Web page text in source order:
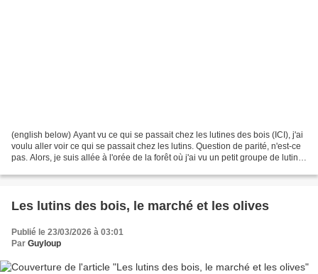
(english below) Ayant vu ce qui se passait chez les lutines des bois (ICI), j'ai
voulu aller voir ce qui se passait chez les lutins. Question de parité, n'est-ce
pas. Alors, je suis allée à l'orée de la forêt où j'ai vu un petit groupe de lutins
Les lutins des bois, le marché et les olives
Publié le 23/03/2026 à 03:01
Par Guyloup